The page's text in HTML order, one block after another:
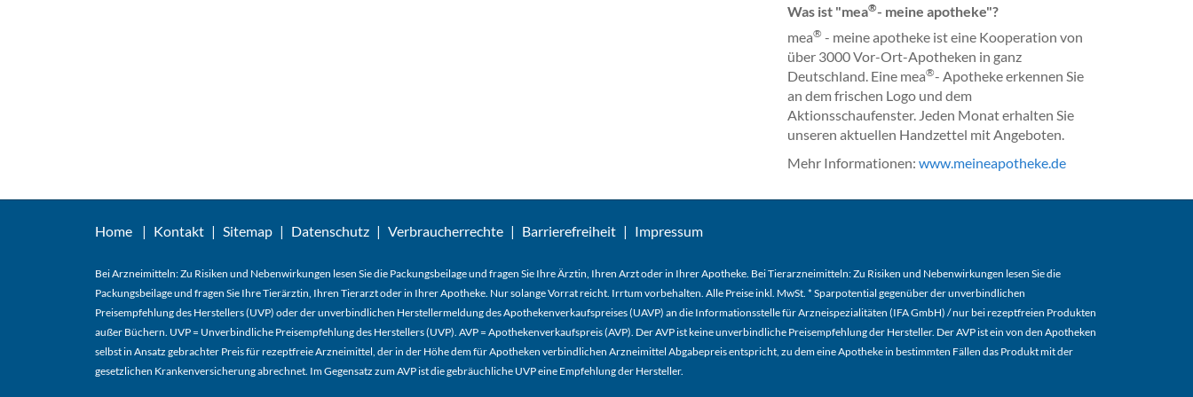
Was ist "mea®- meine apotheke"?
mea® - meine apotheke ist eine Kooperation von
über 3000 Vor-Ort-Apotheken in ganz
Deutschland. Eine mea®- Apotheke erkennen Sie
an dem frischen Logo und dem
Aktionsschaufenster. Jeden Monat erhalten Sie
unseren aktuellen Handzettel mit Angeboten.
Mehr Informationen: www.meineapotheke.de
Home Kontakt Sitemap Datenschutz Verbraucherrechte Barrierefreiheit Impressum
Bei Arzneimitteln: Zu Risiken und Nebenwirkungen lesen Sie die Packungsbeilage und fragen Sie Ihre Ärztin, Ihren Arzt oder in Ihrer Apotheke. Bei Tierarzneimitteln: Zu Risiken und Nebenwirkungen lesen Sie die
Packungsbeilage und fragen Sie Ihre Tierärztin, Ihren Tierarzt oder in Ihrer Apotheke. Nur solange Vorrat reicht. Irrtum vorbehalten. Alle Preise inkl. MwSt. * Sparpotential gegenüber der unverbindlichen
Preisempfehlung des Herstellers (UVP) oder der unverbindlichen Herstellermeldung des Apothekenverkaufspreises (UAVP) an die Informationsstelle für Arzneispezialitäten (IFA GmbH) / nur bei rezeptfreien Produkten
außer Büchern. UVP = Unverbindliche Preisempfehlung des Herstellers (UVP). AVP = Apothekenverkaufspreis (AVP). Der AVP ist keine unverbindliche Preisempfehlung der Hersteller. Der AVP ist ein von den Apotheken
selbst in Ansatz gebrachter Preis für rezeptfreie Arzneimittel, der in der Höhe dem für Apotheken verbindlichen Arzneimittel Abgabepreis entspricht, zu dem eine Apotheke in bestimmten Fällen das Produkt mit der
gesetzlichen Krankenversicherung abrechnet. Im Gegensatz zum AVP ist die gebräuchliche UVP eine Empfehlung der Hersteller.